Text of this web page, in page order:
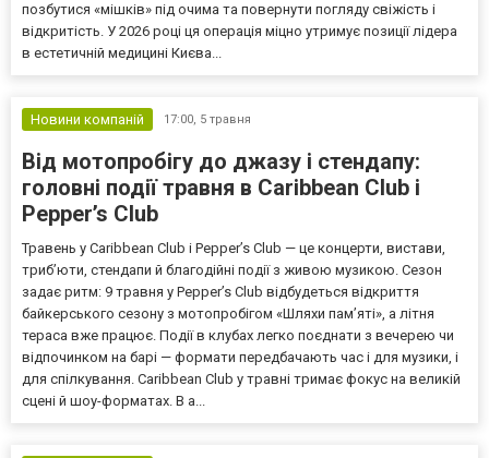
позбутися «мішків» під очима та повернути погляду свіжість і
відкритість. У 2026 році ця операція міцно утримує позиції лідера
в естетичній медицині Києва...
Новини компаній 17:00, 5 травня
Від мотопробігу до джазу і стендапу:
головні події травня в Caribbean Club і
Pepper’s Club
Травень у Caribbean Club і Pepper’s Club — це концерти, вистави,
триб’юти, стендапи й благодійні події з живою музикою. Сезон
задає ритм: 9 травня у Pepper’s Club відбудеться відкриття
байкерського сезону з мотопробігом «Шляхи пам’яті», а літня
тераса вже працює. Події в клубах легко поєднати з вечерею чи
відпочинком на барі — формати передбачають час і для музики, і
для спілкування. Caribbean Club у травні тримає фокус на великій
сцені й шоу-форматах. В а...